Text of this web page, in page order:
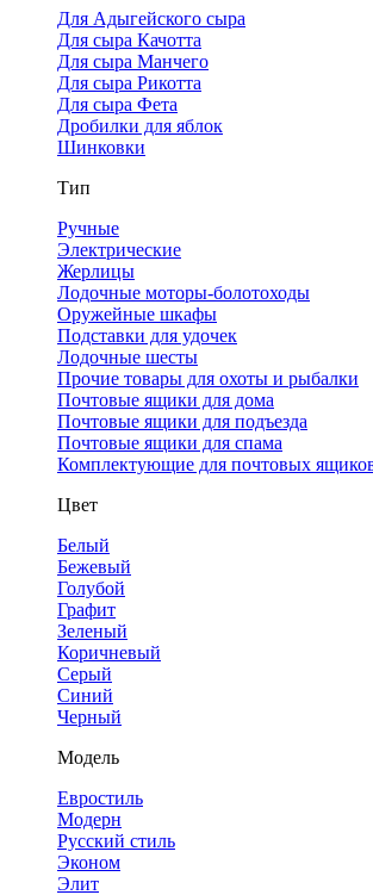
Для Адыгейского сыра
Для сыра Качотта
Для сыра Манчего
Для сыра Рикотта
Для сыра Фета
Дробилки для яблок
Шинковки
Тип
Ручные
Электрические
Жерлицы
Лодочные моторы-болотоходы
Оружейные шкафы
Подставки для удочек
Лодочные шесты
Прочие товары для охоты и рыбалки
Почтовые ящики для дома
Почтовые ящики для подъезда
Почтовые ящики для спама
Комплектующие для почтовых
Цвет
Белый
Бежевый
Голубой
Графит
Зеленый
Коричневый
Серый
Синий
Черный
Модель
Евростиль
Модерн
Русский стиль
Эконом
Элит